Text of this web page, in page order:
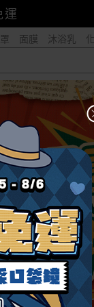
換GO~
折上折超划算
！
運
面膜 沐浴乳